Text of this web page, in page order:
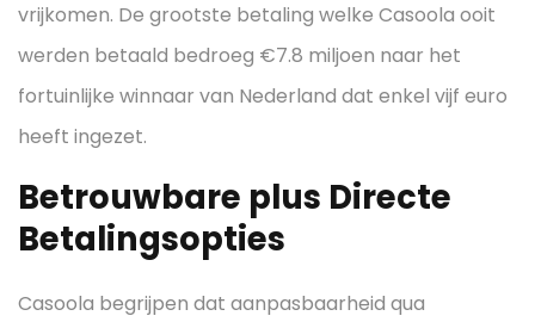
vrijkomen. De grootste betaling welke Casoola ooit
werden betaald bedroeg €7.8 miljoen naar het
fortuinlijke winnaar van Nederland dat enkel vijf euro
heeft ingezet.
Betrouwbare plus Directe
Betalingsopties
Casoola begrijpen dat aanpasbaarheid qua